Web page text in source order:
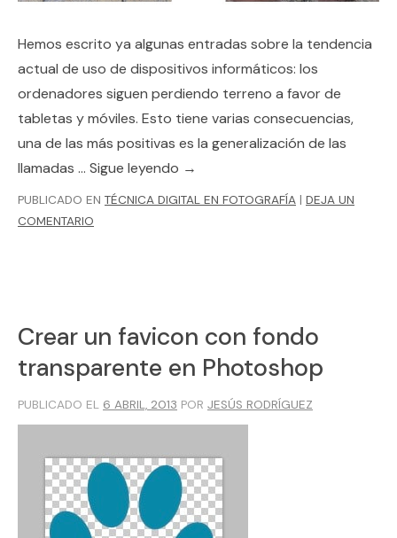
Hemos escrito ya algunas entradas sobre la tendencia
actual de uso de dispositivos informáticos: los
ordenadores siguen perdiendo terreno a favor de
tabletas y móviles. Esto tiene varias consecuencias,
una de las más positivas es la generalización de las
llamadas … Sigue leyendo →
PUBLICADO EN TÉCNICA DIGITAL EN FOTOGRAFÍA | DEJA UN
COMENTARIO
Crear un favicon con fondo
transparente en Photoshop
PUBLICADO EL 6 ABRIL, 2013 POR JESÚS RODRÍGUEZ